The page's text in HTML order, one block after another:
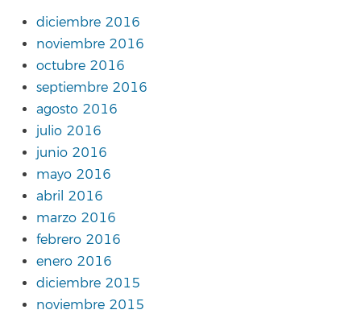
diciembre 2016
noviembre 2016
octubre 2016
septiembre 2016
agosto 2016
julio 2016
junio 2016
mayo 2016
abril 2016
marzo 2016
febrero 2016
enero 2016
diciembre 2015
noviembre 2015